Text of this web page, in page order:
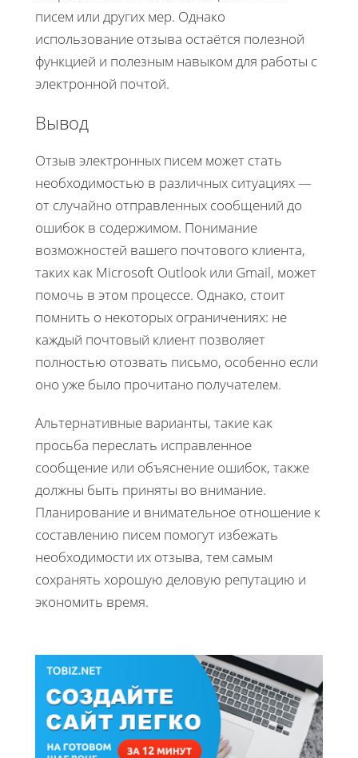
писем или других мер. Однако
использование отзыва остаётся полезной
функцией и полезным навыком для работы с
электронной почтой.
Вывод
Отзыв электронных писем может стать
необходимостью в различных ситуациях —
от случайно отправленных сообщений до
ошибок в содержимом. Понимание
возможностей вашего почтового клиента,
таких как Microsoft Outlook или Gmail, может
помочь в этом процессе. Однако, стоит
помнить о некоторых ограничениях: не
каждый почтовый клиент позволяет
полностью отозвать письмо, особенно если
оно уже было прочитано получателем.
Альтернативные варианты, такие как
просьба переслать исправленное
сообщение или объяснение ошибок, также
должны быть приняты во внимание.
Планирование и внимательное отношение к
составлению писем помогут избежать
необходимости их отзыва, тем самым
сохранять хорошую деловую репутацию и
экономить время.